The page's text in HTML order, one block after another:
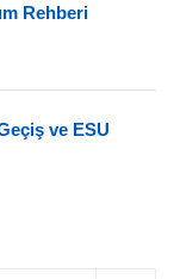
Rehberi
ve ESU